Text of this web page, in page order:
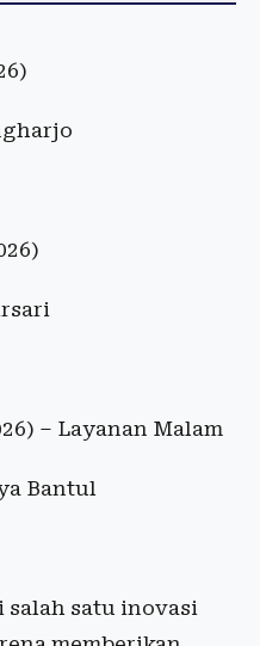
– Layanan Malam
Bantul
salah satu inovasi